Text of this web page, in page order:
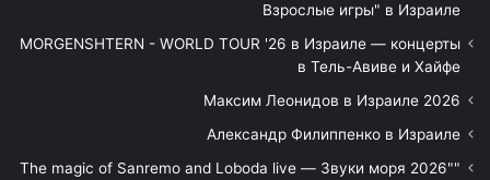
Взрослые игры" в Израиле
MORGENSHTERN - WORLD TOUR '26 в Израиле — концерты
в Тель-Авиве и Хайфе
Максим Леонидов в Израиле 2026
Александр Филиппенко в Израиле
"The magic of Sanremo and Loboda live — Звуки моря 2026"